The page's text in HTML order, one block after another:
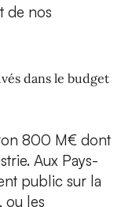
de nos
dans le budget
800 M€ dont
Aux Pays-
public sur la
ou les